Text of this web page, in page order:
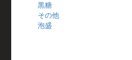
黒糖
その他
泡盛